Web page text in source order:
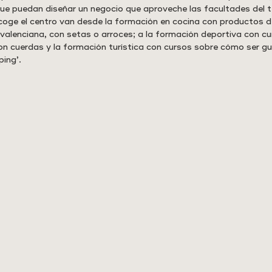
puedan diseñar un negocio que aproveche las facultades
el centro van desde la formación en cocina con productos
con setas o arroces; a la formación deportiva con
cuerdas y la formación turística con cursos sobre cómo ser